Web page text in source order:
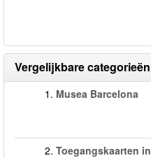
Vergelijkbare categorieën
1. Musea Barcelona
2. Toegangskaarten